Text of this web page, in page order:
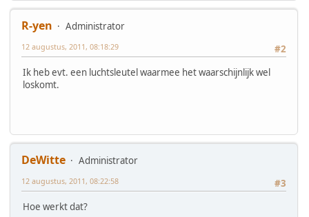
R-yen
Administrator
#2
12 augustus, 2011, 08:18:29
Ik heb evt. een luchtsleutel waarmee het waarschijnlijk wel
loskomt.
DeWitte
Administrator
#3
12 augustus, 2011, 08:22:58
Hoe werkt dat?